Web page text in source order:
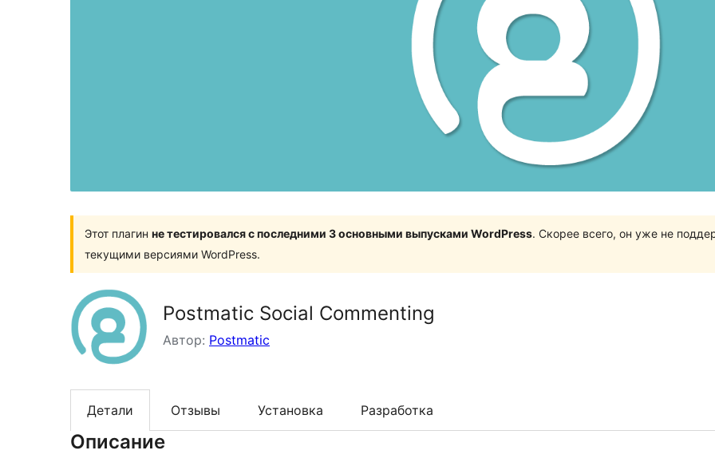
Этот плагин не тестировался с последними 3 основными выпусками WordPress. Скорее всего, он уже не
текущими версиями WordPress.
Postmatic Social Commenting
Автор: Postmatic
Детали Отзывы Установка Разработка
Описание